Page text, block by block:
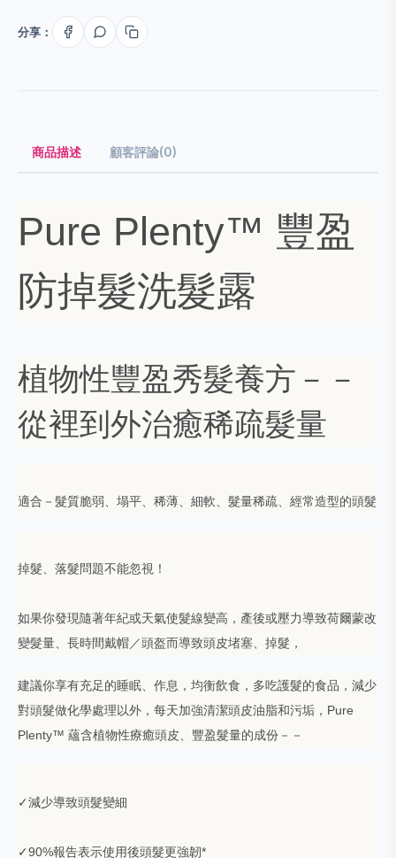
分享：
商品描述 顧客評論(0)
Pure Plenty™ 豐盈
防掉髮洗髮露
植物性豐盈秀髮養方－－
從裡到外治癒稀疏髮量
適合－髮質脆弱、塌平、稀薄、細軟、髮量稀疏、經常造型的頭髮
掉髮、落髮問題不能忽視！
如果你發現隨著年紀或天氣使髮線變高，產後或壓力導致荷爾蒙改
變髮量、長時間戴帽／頭盔而導致頭皮堵塞、掉髮，
建議你享有充足的睡眠、作息，均衡飲食，多吃護髮的食品，減少
對頭髮做化學處理以外，每天加強清潔頭皮油脂和污垢，Pure
Plenty™ 蘊含植物性療癒頭皮、豐盈髮量的成份－－
✓減少導致頭髮變細
✓90%報告表示使用後頭髮更強韌*